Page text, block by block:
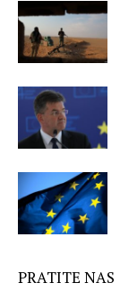
PRATITE NAS